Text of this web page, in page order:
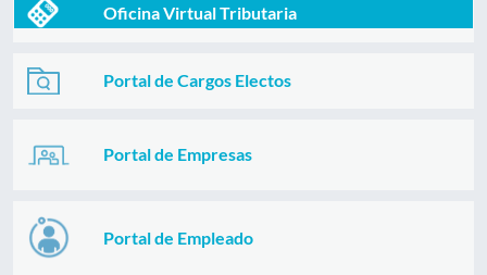
Oficina Virtual Tributaria
Portal de Cargos Electos
Portal de Empresas
Portal de Empleado